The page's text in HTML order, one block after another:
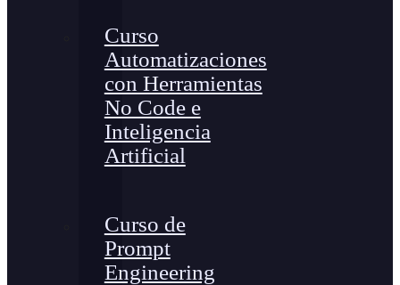
Curso
Automatizaciones
con Herramientas
No Code e
Inteligencia
Artificial
Curso de
Prompt
Engineering